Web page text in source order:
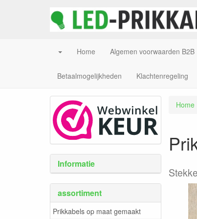
Home Algemen voorwaarden B2B
Betaalmogelijkheden Klachtenregeling
Informatie
assortiment
Prikkabels op maat gemaakt
Home